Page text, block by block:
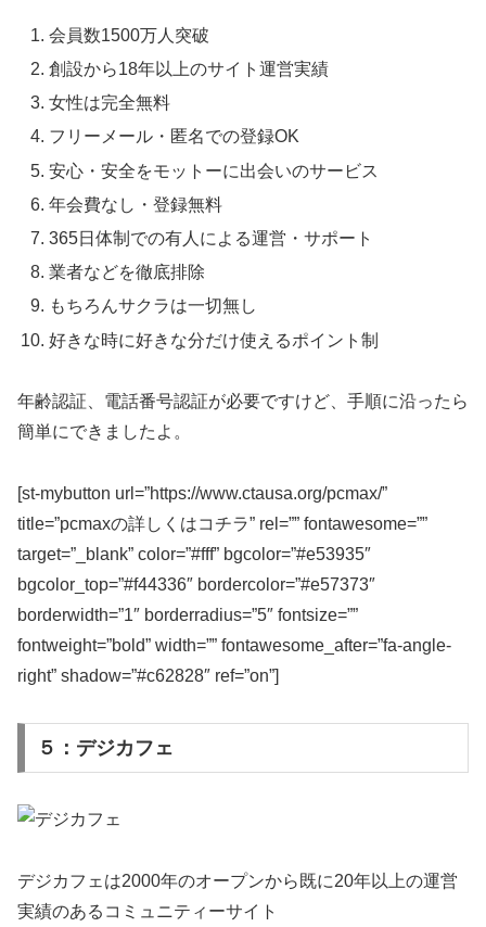
会員数1500万人突破
創設から18年以上のサイト運営実績
女性は完全無料
フリーメール・匿名での登録OK
安心・安全をモットーに出会いのサービス
年会費なし・登録無料
365日体制での有人による運営・サポート
業者などを徹底排除
もちろんサクラは一切無し
好きな時に好きな分だけ使えるポイント制
年齢認証、電話番号認証が必要ですけど、手順に沿ったら
簡単にできましたよ。
[st-mybutton url=”https://www.ctausa.org/pcmax/”
title=”pcmaxの詳しくはコチラ” rel=”” fontawesome=””
target=”_blank” color=”#fff” bgcolor=”#e53935″
bgcolor_top=”#f44336″ bordercolor=”#e57373″
borderwidth=”1″ borderradius=”5″ fontsize=””
fontweight=”bold” width=”” fontawesome_after=”fa-angle-
right” shadow=”#c62828″ ref=”on”]
５：デジカフェ
デジカフェは2000年のオープンから既に20年以上の運営
実績のあるコミュニティーサイト